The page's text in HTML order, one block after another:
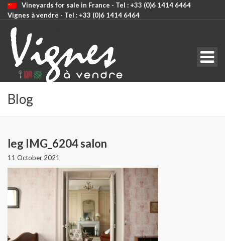
Vineyards for sale in France - Tel : +33 (0)6 1414 6464
Vignes à vendre - Tel : +33 (0)6 1414 6464
CODE: SELECT ALL
Blog
leg IMG_6204 salon
11 October 2021